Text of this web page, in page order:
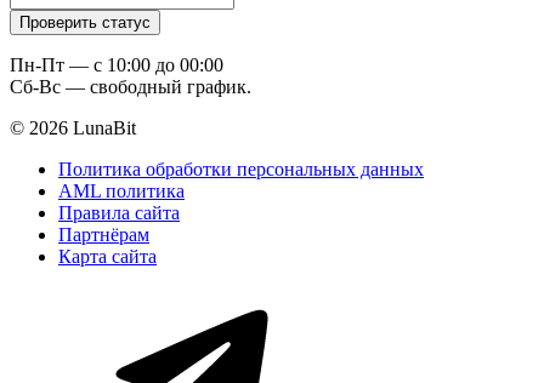
Пн-Пт — c 10:00 до 00:00
Сб-Вс — свободный график.
© 2026 LunaBit
Политика обработки персональных данных
AML политика
Правила сайта
Партнёрам
Карта сайта